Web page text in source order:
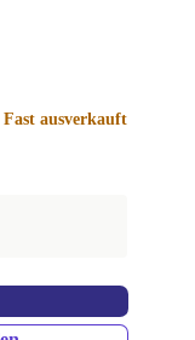
Fast ausverkauft